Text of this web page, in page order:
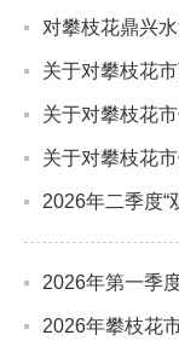
对攀枝花鼎兴
关于对攀枝花
关于对攀枝花
关于对攀枝花
2026年二季度“
2026年第一季
2026年攀枝花